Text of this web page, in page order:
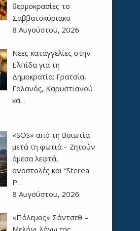
θερμοκρασίες το
Σαββατοκύριακο
8 Αυγούστου, 2026
Νέες καταγγελίες στην
Ελπίδα για τη
Δημοκρατία: Γρατσία,
Γαλανός, Καρυστιανού
κα…
«SOS» από τη Βοιωτία
μετά τη φωτιά – Ζητούν
άμεσα λεφτά,
αναστολές και “Sterea
P…
8 Αυγούστου, 2026
«Πόλεμος» Σάντσεθ –
Μελόνι λόγω της